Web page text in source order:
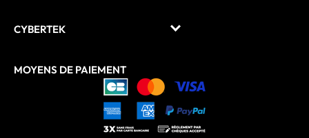
CYBERTEK
MOYENS DE PAIEMENT